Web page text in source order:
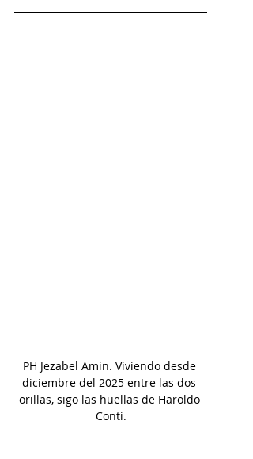
PH Jezabel Amin. Viviendo desde
diciembre del 2025 entre las dos
orillas, sigo las huellas de Haroldo
Conti.